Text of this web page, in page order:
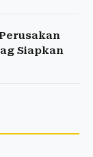
Siapkan